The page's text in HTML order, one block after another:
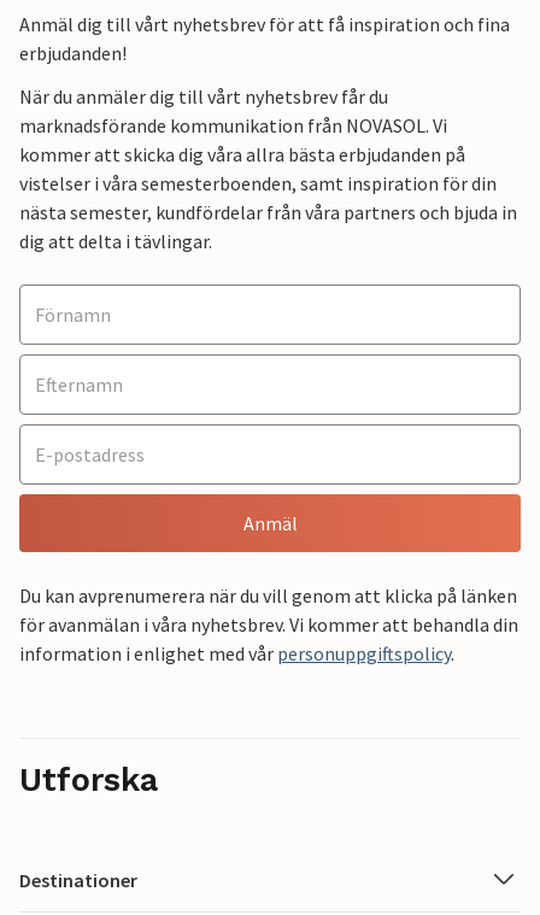
Anmäl dig till vårt nyhetsbrev för att få inspiration och fina
erbjudanden!
När du anmäler dig till vårt nyhetsbrev får du
marknadsförande kommunikation från NOVASOL. Vi
kommer att skicka dig våra allra bästa erbjudanden på
vistelser i våra semesterboenden, samt inspiration för din
nästa semester, kundfördelar från våra partners och bjuda in
dig att delta i tävlingar.
Anmäl
Du kan avprenumerera när du vill genom att klicka på länken
för avanmälan i våra nyhetsbrev. Vi kommer att behandla din
information i enlighet med vår personuppgiftspolicy.
Utforska
Destinationer